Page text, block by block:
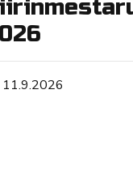
Tapahtuman ajankohta
11.9.2026